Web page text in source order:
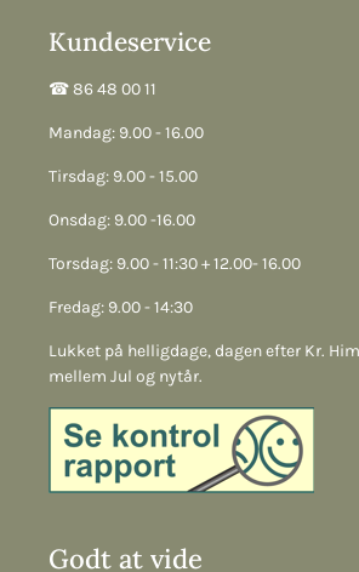
Kundeservice
☎︎ 86 48 00 11
Mandag: 9.00 - 16.00
Tirsdag: 9.00 - 15.00
Onsdag: 9.00 -16.00
Torsdag: 9.00 - 11:30 + 12.00- 16.00
Fredag: 9.00 - 14:30
Lukket på helligdage, dagen efter Kr.
mellem Jul og nytår.
Godt at vide